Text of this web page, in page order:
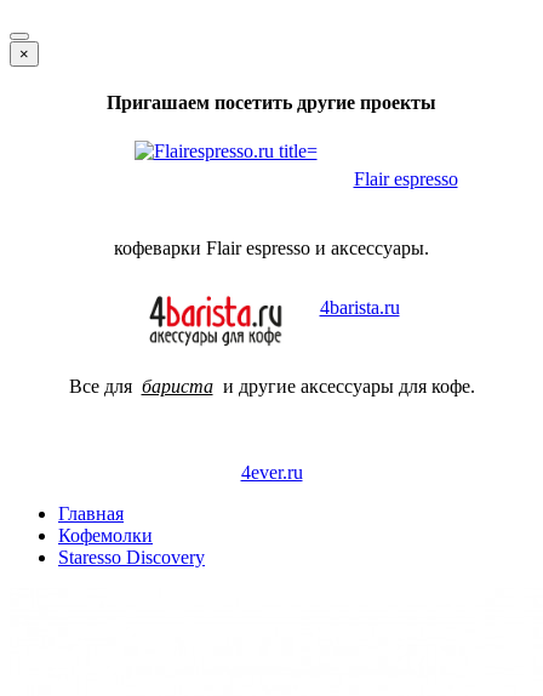
×
Пригашаем посетить другие проекты
Flair espresso
кофеварки Flair espresso и аксессуары.
4barista.ru
Все для баристаи другие аксессуары для кофе.
4ever.ru
Главная
Кофемолки
Staresso Discovery